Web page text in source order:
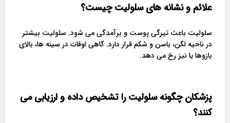
علائم و نشانه های سلولیت چیست؟
سلولیت باعث تیرگی پوست و برآمدگی می شود. سلولیت بیشتر
در ناحیه لگن، باسن و شکم قرار دارد. گاهی اوقات در سینه ها، بالای
بازوها یا نیز رخ می دهد.
پزشکان چگونه سلولیت را تشخیص داده و ارزیابی می
کنند؟